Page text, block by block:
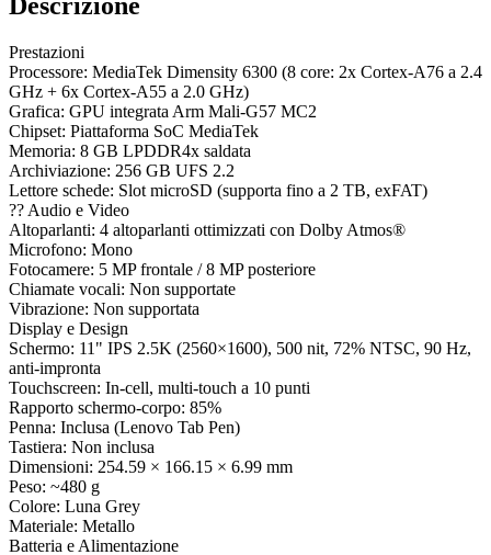
Prestazioni
Processore: MediaTek Dimensity 6300 (8 core: 2x Cortex-A76 a 2.4
GHz + 6x Cortex-A55 a 2.0 GHz)
Grafica: GPU integrata Arm Mali-G57 MC2
Chipset: Piattaforma SoC MediaTek
Memoria: 8 GB LPDDR4x saldata
Archiviazione: 256 GB UFS 2.2
Lettore schede: Slot microSD (supporta fino a 2 TB, exFAT)
?? Audio e Video
Altoparlanti: 4 altoparlanti ottimizzati con Dolby Atmos®
Microfono: Mono
Fotocamere: 5 MP frontale / 8 MP posteriore
Chiamate vocali: Non supportate
Vibrazione: Non supportata
Display e Design
Schermo: 11" IPS 2.5K (2560×1600), 500 nit, 72% NTSC, 90 Hz,
anti-impronta
Touchscreen: In-cell, multi-touch a 10 punti
Rapporto schermo-corpo: 85%
Penna: Inclusa (Lenovo Tab Pen)
Tastiera: Non inclusa
Dimensioni: 254.59 × 166.15 × 6.99 mm
Peso: ~480 g
Colore: Luna Grey
Materiale: Metallo
Batteria e Alimentazione